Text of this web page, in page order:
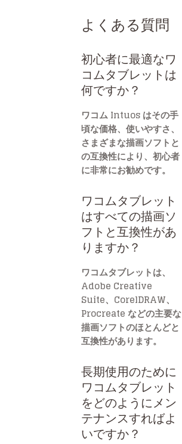
よくある質問
初心者に最適なワ
コムタブレットは
何ですか？
ワコム Intuos はその手
頃な価格、使いやすさ、
さまざまな描画ソフトと
の互換性により、初心者
に非常にお勧めです。
ワコムタブレット
はすべての描画ソ
フトと互換性があ
りますか？
ワコムタブレットは、
Adobe Creative
Suite、CorelDRAW、
Procreate などの主要な
描画ソフトのほとんどと
互換性があります。
長期使用のために
ワコムタブレット
をどのようにメン
テナンスすればよ
いですか？